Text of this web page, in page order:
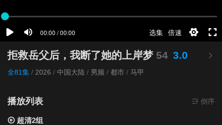
拒救岳父后，我断了她的上岸梦54 3.0
全81集 / 2026 / 中国大陆 / 男频 / 都市 / 马甲
播放列表 当前资源来源
倒序
超清2组